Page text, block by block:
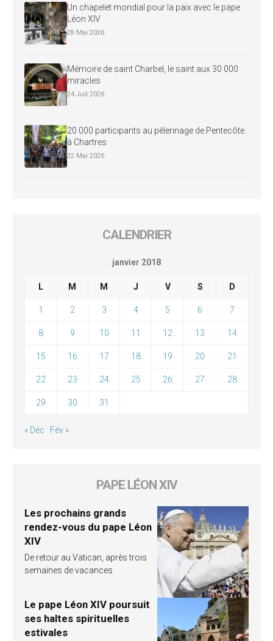
Un chapelet mondial pour la paix avec le pape
Léon XIV
28 Mai 2026
Mémoire de saint Charbel, le saint aux 30 000
miracles
24 Juil 2026
20 000 participants au pèlerinage de Pentecôte
à Chartres
22 Mai 2026
CALENDRIER
janvier 2018
L M M J V S D
1 2 3 4 5 6 7
8 9 10 11 12 13 14
15 16 17 18 19 20 21
22 23 24 25 26 27 28
29 30 31
« Déc Fév »
PAPE LÉON XIV
Les prochains grands
rendez-vous du pape Léon
XIV
De retour au Vatican, après trois
semaines de vacances
Le pape Léon XIV poursuit
ses haltes spirituelles
estivales